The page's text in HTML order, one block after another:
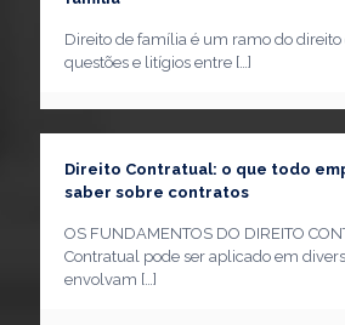
Direito de família é um ramo do direito
questões e litígios entre […]
Direito Contratual: o que todo
saber sobre contratos
OS FUNDAMENTOS DO DIREITO
Contratual pode ser aplicado em
envolvam […]